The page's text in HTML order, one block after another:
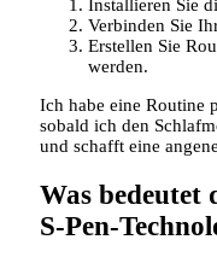
Installieren Sie
Verbinden Sie
Erstellen Sie
werden.
Ich habe eine Routine
sobald ich den
und schafft eine
Was bedeutet